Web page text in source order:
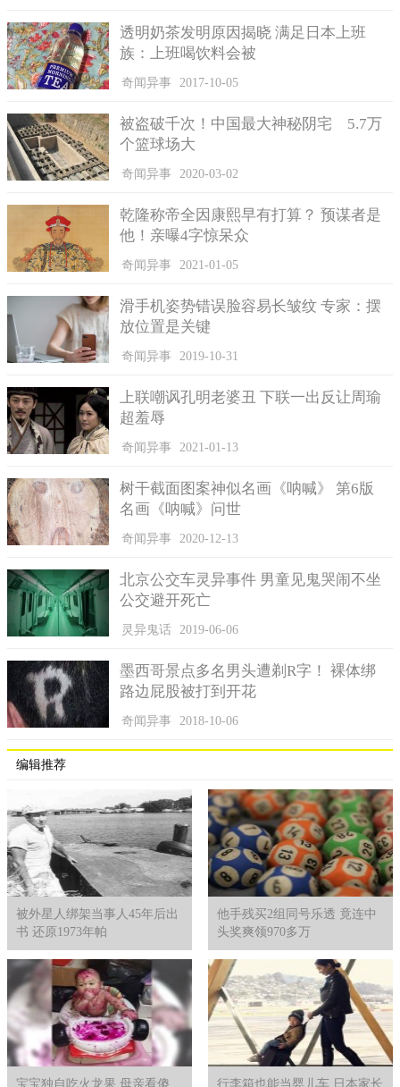
透明奶茶发明原因揭晓 满足日本上班
族：上班喝饮料会被
奇闻异事 2017-10-05
被盗破千次！中国最大神秘阴宅 5.7万
个篮球场大
奇闻异事 2020-03-02
乾隆称帝全因康熙早有打算？ 预谋者是
他！亲曝4字惊呆众
奇闻异事 2021-01-05
滑手机姿势错误脸容易长皱纹 专家：摆
放位置是关键
奇闻异事 2019-10-31
上联嘲讽孔明老婆丑 下联一出反让周瑜
超羞辱
奇闻异事 2021-01-13
树干截面图案神似名画《呐喊》 第6版
名画《呐喊》问世
奇闻异事 2020-12-13
北京公交车灵异事件 男童见鬼哭闹不坐
公交避开死亡
灵异鬼话 2019-06-06
墨西哥景点多名男头遭剃R字！ 裸体绑
路边屁股被打到开花
奇闻异事 2018-10-06
编辑推荐
被外星人绑架当事人45年后出
书 还原1973年帕
他手残买2组同号乐透 竟连中
头奖爽领970多万
宝宝独自吃火龙果 母亲看傻 行李箱也能当婴儿车 日本家长